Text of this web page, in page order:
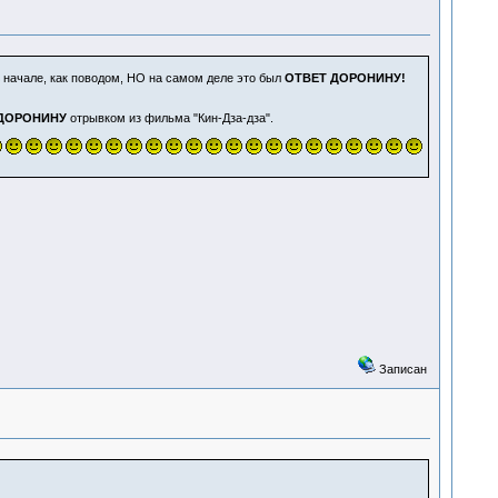
как поводом, НО на самом деле это был ОТВЕТ ДОРОНИНУ!
отрывком из фильма "Кин-Дза-дза".
Записан